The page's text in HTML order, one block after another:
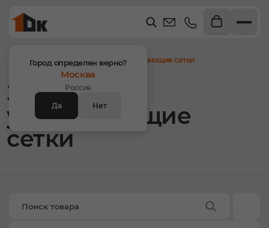
Город определен верно?
Москва
Россия
Да
Нет
Защитно-
улавливающие
сетки
Главная Продукция Защитно-улавливающие сетки